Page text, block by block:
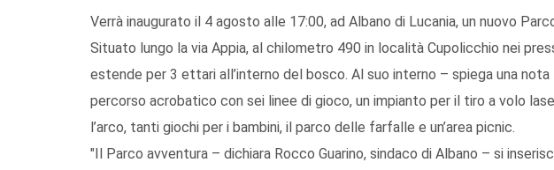
Verrà inaugurato il 4 agosto alle 17:00, ad Albano di Lucania, un nuovo
Situato lungo la via Appia, al chilometro 490 in località Cupolicchio nei
estende per 3 ettari all’interno del bosco. Al suo interno – spiega una
percorso acrobatico con sei linee di gioco, un impianto per il tiro a volo
l’arco, tanti giochi per i bambini, il parco delle farfalle e un’area picnic.
"Il Parco avventura – dichiara Rocco Guarino, sindaco di Albano – si